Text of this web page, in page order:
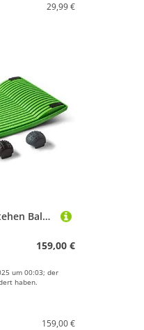
29,99 €
Gymba - Gehen im Stehen Balanceboard grün
159,00 €
um 00:03; der
haben.
159,00 €